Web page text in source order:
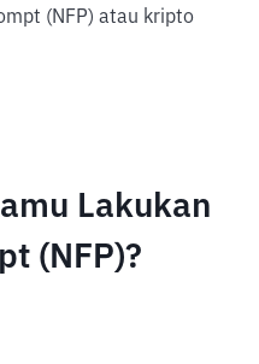
(NFP) atau kripto
Lakukan
(NFP)?